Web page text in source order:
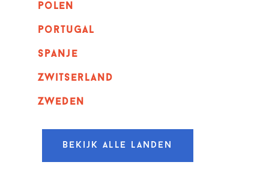
polen
portugal
spanje
zwitserland
zweden
Bekijk alle landen